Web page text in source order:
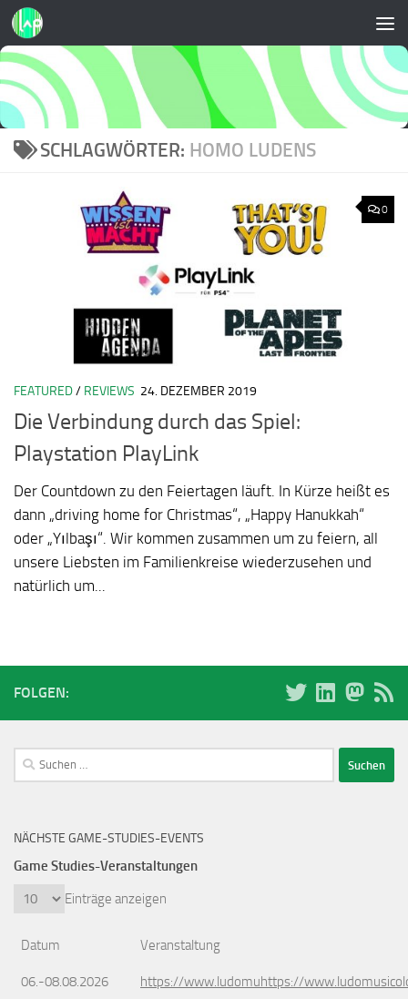
Zum Inhalt springen
SCHLAGWÖRTER: HOMO LUDENS
0
FEATURED/ REVIEWS 24. DEZEMBER 2019
Die Verbindung durch das Spiel:
Playstation PlayLink
Der Countdown zu den Feiertagen läuft. In Kürze heißt es
dann „driving home for Christmas“, „Happy Hanukkah“
oder „Yılbaşı“. Wir kommen zusammen um zu feiern, all
unsere Liebsten im Familienkreise wiederzusehen und
natürlich um...
FOLGEN:
Suchen
nach:
NÄCHSTE GAME-STUDIES-EVENTS
Game Studies-Veranstaltungen
Einträge anzeigen
Datum Veranstaltung
06.-08.08.2026 https://www.ludomuhttps://